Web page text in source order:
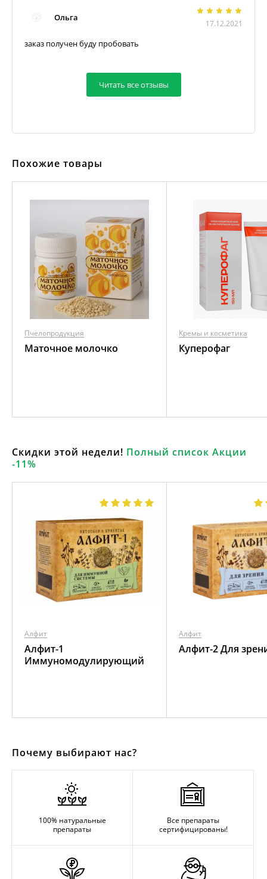
Ольга
17.12.2021
заказ получен буду пробовать
Читать все отзывы
Похожие товары
Пчелопродукция
Маточное молочко
Кремы и косметика
Куперофаг
Скидки этой недели! Полный список Акции
-11%
Алфит
Алфит-1
Иммуномодулирующий
Алфит
Алфит-2 Для
Почему выбирают нас?
100% натуральные
препараты
Все препараты
сертифицированы!